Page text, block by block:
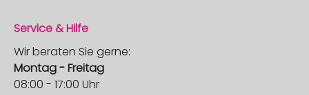
Service & Hilfe
Wir beraten Sie gerne:
Montag - Freitag
08:00 - 17:00 Uhr